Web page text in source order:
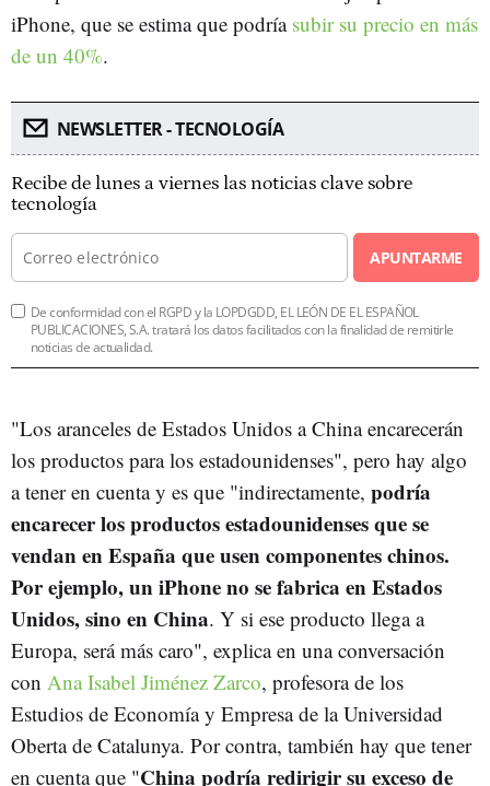
iPhone, que se estima que podría subir su precio en más
de un 40%.
NEWSLETTER - TECNOLOGÍA
Recibe de lunes a viernes las noticias clave sobre
tecnología
APUNTARME
De conformidad con el RGPD y la LOPDGDD, EL LEÓN DE EL ESPAÑOL
PUBLICACIONES, S.A. tratará los datos facilitados con la finalidad de remitirle
noticias de actualidad.
"Los aranceles de Estados Unidos a China encarecerán
los productos para los estadounidenses", pero hay algo
a tener en cuenta y es que "indirectamente, podría
encarecer los productos estadounidenses que se
vendan en España que usen componentes chinos.
Por ejemplo, un iPhone no se fabrica en Estados
Unidos, sino en China. Y si ese producto llega a
Europa, será más caro", explica en una conversación
con Ana Isabel Jiménez Zarco, profesora de los
Estudios de Economía y Empresa de la Universidad
Oberta de Catalunya. Por contra, también hay que tener
en cuenta que "China podría redirigir su exceso de